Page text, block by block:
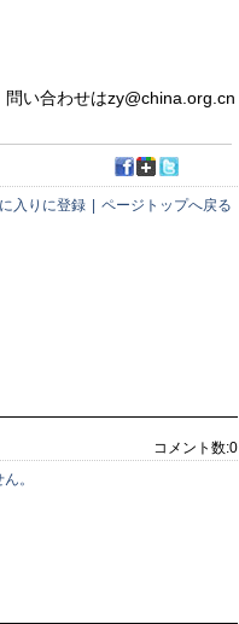
い合わせはzy@china.org.cn
入りに登録 ページトップへ戻る
コメント数:0
。